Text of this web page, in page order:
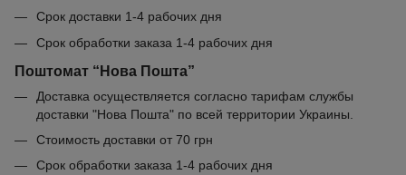
Срок доставки 1-4 рабочих дня
Срок обработки заказа 1-4 рабочих дня
Поштомат “Нова Пошта”
Доставка осуществляется согласно тарифам службы
доставки "Нова Пошта" по всей территории Украины.
Стоимость доставки от 70 грн
Срок обработки заказа 1-4 рабочих дня